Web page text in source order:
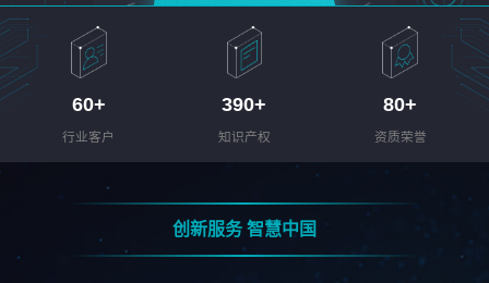
60+
行业客户
390+
知识产权
80+
资质荣誉
创新服务 智慧中国